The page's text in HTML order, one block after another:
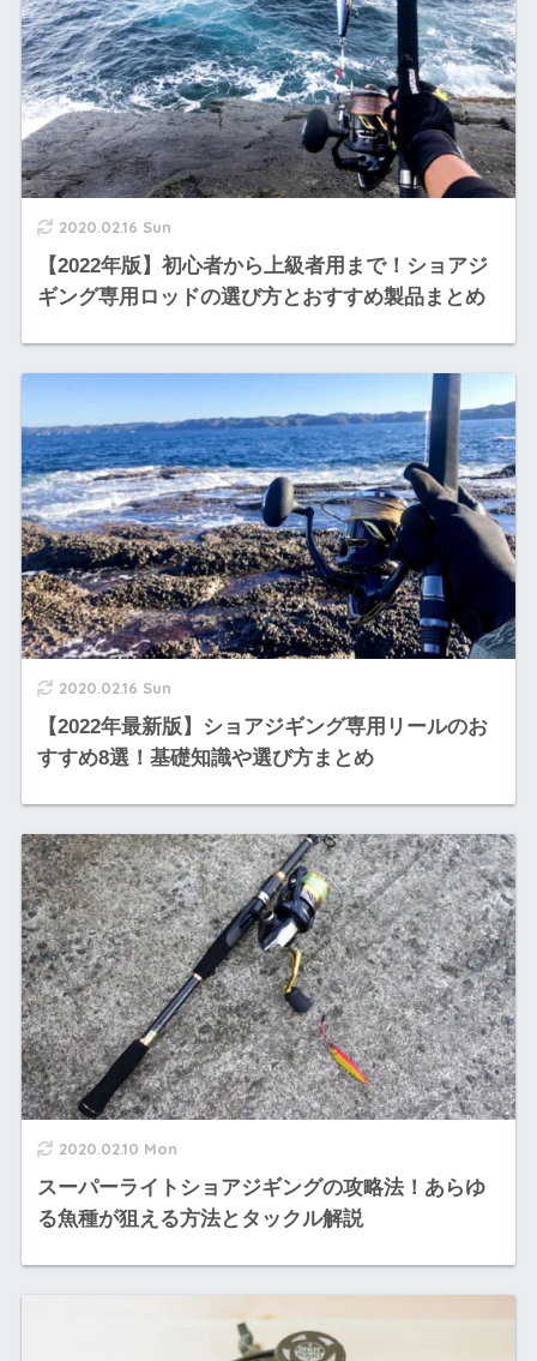
2020.02.16 Sun
【2022年版】初心者から上級者用まで！ショアジ
ギング専用ロッドの選び方とおすすめ製品まとめ
2020.02.16 Sun
【2022年最新版】ショアジギング専用リールのお
すすめ8選！基礎知識や選び方まとめ
2020.02.10 Mon
スーパーライトショアジギングの攻略法！あらゆ
る魚種が狙える方法とタックル解説